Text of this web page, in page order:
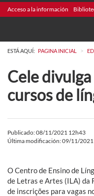
Acceso a la información
ESTÁ AQUÍ: PAGINA INICIAL >
Cele
cursos de
Publicado: 08/11/2021 12h43
Última modificación: 09/11/
O Centro de Ensino de
de Letras e Artes (ILA) da
de inscrições para vagas